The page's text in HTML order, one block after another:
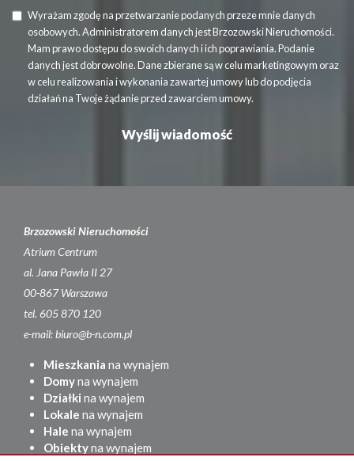
Wyrażam zgodę na przetwarzanie podanych przeze mnie danych
osobowych. Administratorem danych jest Brzozowski Nieruchomości.
Mam prawo dostępu do swoich danych i ich poprawiania. Podanie
danych jest dobrowolne. Dane zbierane są w celu marketingowym oraz
w celu realizowania i wykonania zawartej umowy lub do podjęcia
działań na Twoje żądanie przed zawarciem umowy.
Brzozowski Nieruchomości
Atrium Centrum
al. Jana Pawła II 27
00-867 Warszawa
tel. 605 870 120
e-mail: biuro@b-n.com.pl
Mieszkania na wynajem
Domyna wynajem
Działki na wynajem
Lokale na wynajem
Hale na wynajem
Obiektyna wynajem